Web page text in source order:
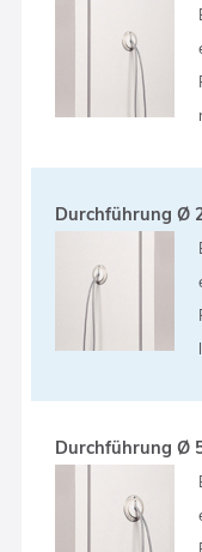
Durchführung Ø
Durchführung Ø